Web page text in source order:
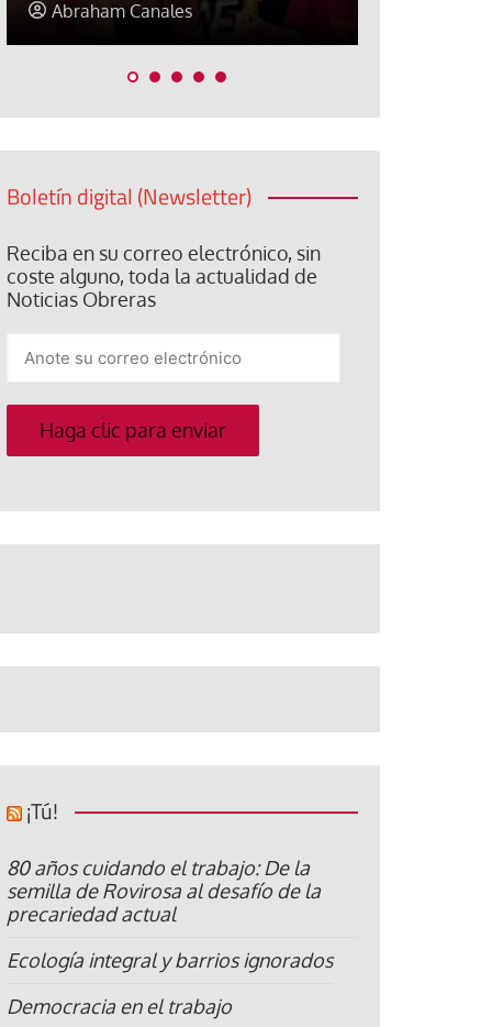
Elisa Brey
Boletín digital (Newsletter)
Reciba en su correo electrónico, sin
coste alguno, toda la actualidad de
Noticias Obreras
su
correo
electrónico
Haga clic para enviar
¡Tú!
80 años cuidando el trabajo: De la
semilla de Rovirosa al desafío de la
precariedad actual
Ecología integral y barrios ignorados
Democracia en el trabajo